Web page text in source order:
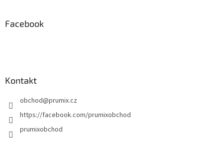
Facebook
Kontakt
obchod@prumix.cz
https://facebook.com/prumixobchod
prumixobchod